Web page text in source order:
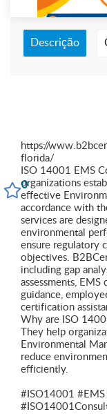
0
Descrição
https://
florida/
ISO 14001 EMS
organizations
effective
accordance with
services are
environmental
ensure regulatory
objectives.
including gap
assessments,
guidance,
certification
Why are ISO
They help
Environmental
reduce
efficiently.
#ISO14001 #EMS